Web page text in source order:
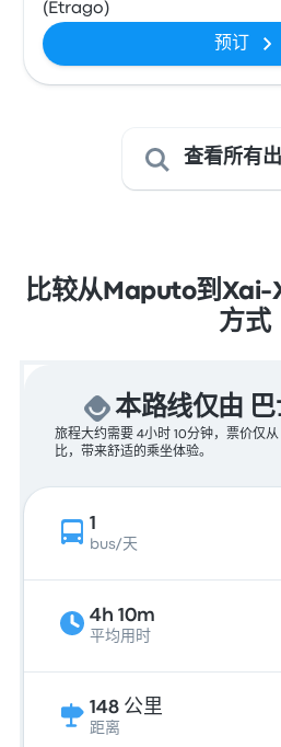
(Etrago)
预订
查看所有
比较从Maputo到Xai-
方式
本路线仅由
旅程大约需要 4小时 10分钟，票价仅
比，带来舒适的乘坐体验。
1
bus/天
4h 10m
平均用时
148 公里
距离